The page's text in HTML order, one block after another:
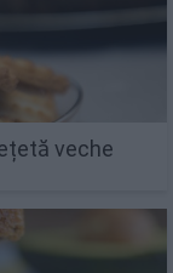
veche